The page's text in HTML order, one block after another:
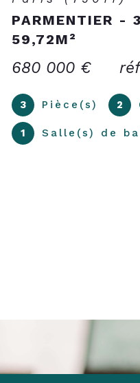
PARMENTIER -
59,72M²
680 000 €
3 Pièce(s) 2
1 Salle(s) de